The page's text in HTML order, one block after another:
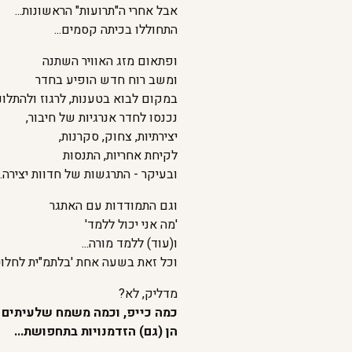
אבל אחרי ה"תרועות" הראשונות...
התחוללו בכיתה קסמים...
ופתאום מזג האוויר השתנה
ומשב רוח חדש הופיע בחדר
במקום לבוא בטענות, לרגוז
נכנסו לחדר אנרגיות של חיבור,
יצירתיות, צחוק, סקרנות,
לקיחת אחריות, התנסות
ובעיקר - התרגשות של חדוות
וגם התמודדות עם האתגר
'מה אני יכול ללמד'
ו(עוד) ללמד מורה...
וכל זאת בשעה אחת 'בלתמ"ית
מדליק, לא?
כמה כייפ, וכמה משמח שלעיתים
הן (גם) הזדמנויות בתחפושת...